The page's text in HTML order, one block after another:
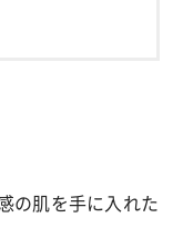
の肌を手に入れた